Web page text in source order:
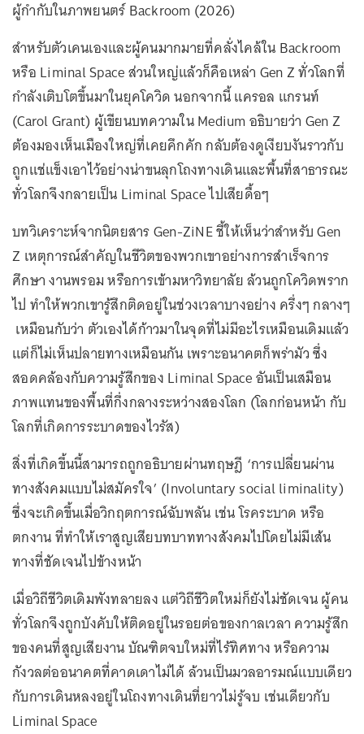
ผู้กำกับในภาพยนตร์ Backroom (2026)
สำหรับตัวเคนเองและผู้คนมากมายที่คลั่งไคล้ใน Backroom
หรือ Liminal Space ส่วนใหญ่แล้วก็คือเหล่า Gen Z ทั่วโลกที่
กำลังเติบโตขึ้นมาในยุคโควิด นอกจากนี้ แครอล แกรนท์
(Carol Grant) ผู้เขียนบทความใน Medium อธิบายว่า Gen Z
ต้องมองเห็นเมืองใหญ่ที่เคยคึกคัก กลับต้องดูเงียบงันราวกับ
ถูกแช่แข็งเอาไว้อย่างน่าขนลุกโถงทางเดินและพื้นที่สาธารณะ
ทั่วโลกจึงกลายเป็น Liminal Space ไปเสียดื้อๆ
บทวิเคราะห์จากนิตยสาร Gen-ZiNE ชี้ให้เห็นว่าสำหรับ Gen
Z เหตุการณ์สำคัญในชีวิตของพวกเขาอย่างการสำเร็จการ
ศึกษา งานพรอม หรือการเข้ามหาวิทยาลัย ล้วนถูกโควิดพราก
ไป ทำให้พวกเขารู้สึกติดอยู่ในช่วงเวลาบางอย่าง ครึ่งๆ กลางๆ
เหมือนกับว่า ตัวเองได้ก้าวมาในจุดที่ไม่มีอะไรเหมือนเดิมแล้ว
แต่ก็ไม่เห็นปลายทางเหมือนกัน เพราะอนาคตก็พร่ามัว ซึ่ง
สอดคล้องกับความรู้สึกของ Liminal Space อันเป็นเสมือน
ภาพแทนของพื้นที่กึ่งกลางระหว่างสองโลก (โลกก่อนหน้า กับ
โลกที่เกิดการระบาดของไวรัส)
สิ่งที่เกิดขึ้นนี้สามารถถูกอธิบายผ่านทฤษฎี ‘การเปลี่ยนผ่าน
ทางสังคมแบบไม่สมัครใจ’ (Involuntary social liminality)
ซึ่งจะเกิดขึ้นเมื่อวิกฤตการณ์ฉับพลัน เช่น โรคระบาด หรือ
ตกงาน ที่ทำให้เราสูญเสียบทบาททางสังคมไปโดยไม่มีเส้น
ทางที่ชัดเจนไปข้างหน้า
เมื่อวิถีชีวิตเดิมพังทลายลง แต่วิถีชีวิตใหม่ก็ยังไม่ชัดเจน ผู้คน
ทั่วโลกจึงถูกบังคับให้ติดอยู่ในรอยต่อของกาลเวลา ความรู้สึก
ของคนที่สูญเสียงาน บัณฑิตจบใหม่ที่ไร้ทิศทาง หรือความ
กังวลต่ออนาคตที่คาดเดาไม่ได้ ล้วนเป็นมวลอารมณ์แบบเดียว
กับการเดินหลงอยู่ในโถงทางเดินที่ยาวไม่รู้จบ เช่นเดียวกับ
Liminal Space